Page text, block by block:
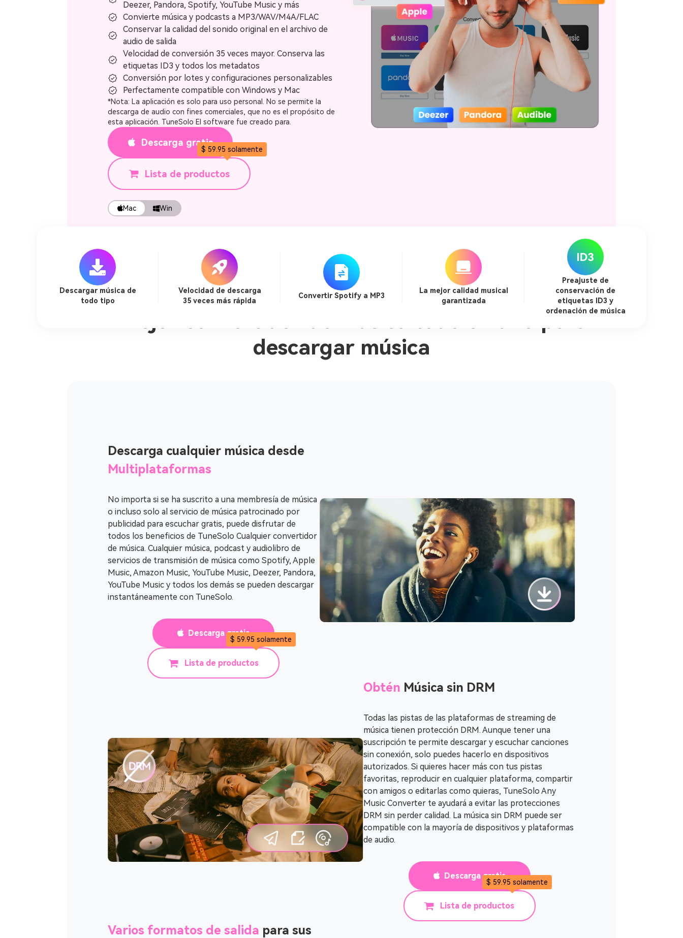
Descargar Pandora Music a MP3 Descargar Audible a MP3
Deezer, Pandora, Spotify, YouTube Music y más
Convierte música y podcasts a MP3/WAV/M4A/FLAC
Conservar la calidad del sonido original en el archivo de
audio de salida
Velocidad de conversión 35 veces mayor. Conserva las
etiquetas ID3 y todos los metadatos
Conversión por lotes y configuraciones personalizables
Perfectamente compatible con Windows y Mac
*Nota: La aplicación es solo para uso personal. No se permite la
descarga de audio con fines comerciales, que no es el propósito de
esta aplicación. TuneSolo El software fue creado para.
Descarga gratis
Lista de productos
$ 59.95 solamente
Mac Win
Descargar música de
todo tipo
Velocidad de descarga
35 veces más rápida
Convertir Spotify a MP3
La mejor calidad musical
garantizada
Preajuste de
conservación de
etiquetas ID3 y
ordenación de música
El mejor convertidor de música todo en uno para
descargar música
Descarga cualquier música desde
Multiplataformas
No importa si se ha suscrito a una membresía de música
o incluso solo al servicio de música patrocinado por
publicidad para escuchar gratis, puede disfrutar de
todos los beneficios de TuneSolo Cualquier convertidor
de música. Cualquier música, podcast y audiolibro de
servicios de transmisión de música como Spotify, Apple
Music, Amazon Music, YouTube Music, Deezer, Pandora,
YouTube Music y todos los demás se pueden descargar
instantáneamente con TuneSolo.
Descarga gratis
Lista de productos
$ 59.95 solamente
Obtén Música sin DRM
Todas las pistas de las plataformas de streaming de
música tienen protección DRM. Aunque tener una
suscripción te permite descargar y escuchar canciones
sin conexión, solo puedes hacerlo en dispositivos
autorizados. Si quieres hacer más con tus pistas
favoritas, reproducir en cualquier plataforma, compartir
con amigos o editarlas como quieras, TuneSolo Any
Music Converter te ayudará a evitar las protecciones
DRM sin perder calidad. La música sin DRM puede ser
compatible con la mayoría de dispositivos y plataformas
de audio.
Descarga gratis
Lista de productos
$ 59.95 solamente
Varios formatos de salida para sus